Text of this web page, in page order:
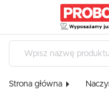
Strona główna
USTAWIENIA
Lokalizacja
Polska